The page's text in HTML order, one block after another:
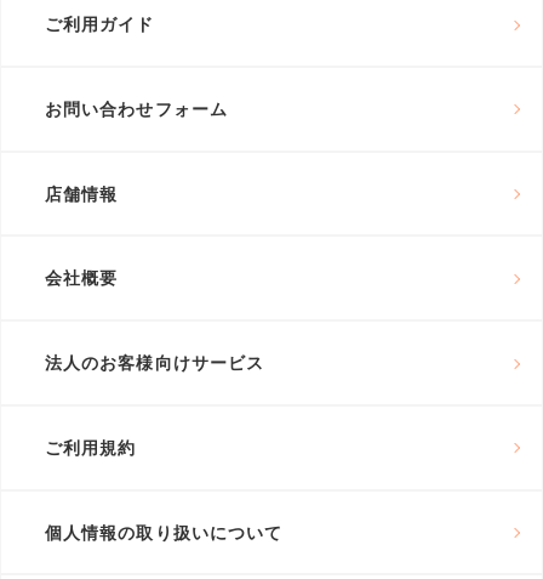
ご利用ガイド
お問い合わせフォーム
店舗情報
会社概要
法人のお客様向けサービス
ご利用規約
個人情報の取り扱いについて